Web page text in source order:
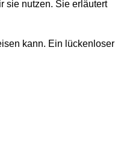
sie nutzen. Sie erläutert
kann. Ein lückenloser